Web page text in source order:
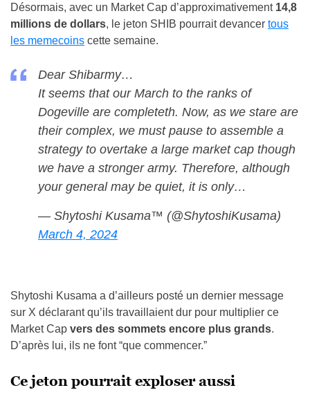
Désormais, avec un Market Cap d’approximativement14,8
millions de dollars, le jeton SHIB pourrait devancer tous
les memecoins cette semaine.
Dear Shibarmy…
It seems that our March to the ranks of
Dogeville are completeth. Now, as we stare are
their complex, we must pause to assemble a
strategy to overtake a large market cap though
we have a stronger army. Therefore, although
your general may be quiet, it is only…
— Shytoshi Kusama™ (@ShytoshiKusama)
March 4, 2024
Shytoshi Kusama a d’ailleurs posté un dernier message
sur X déclarant qu’ils travaillaient dur pour multiplier ce
Market Cap vers des sommets encore plus grands.
D’après lui, ils ne font “que commencer.”
Ce jeton pourrait exploser aussi